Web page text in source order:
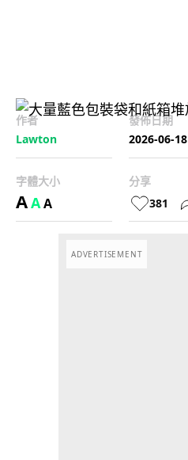
作者
Lawton
發佈日期
2026-06-18
字體大小
AAA
分享
381
ADVERTISEMENT